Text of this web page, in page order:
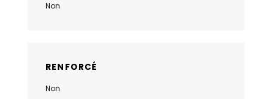
Non
RENFORCÉ
Non